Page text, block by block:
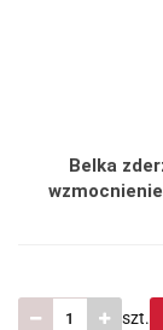
Belka
szt.